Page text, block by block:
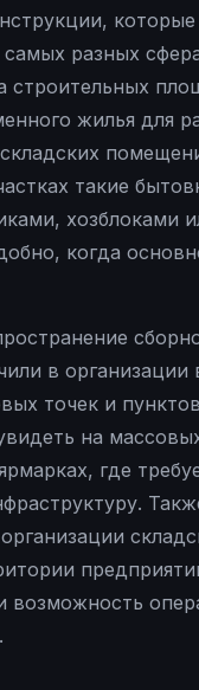
которые
разных
строительных
жилья для
такие
хозблоками
когда
в организации
точек и
на
где
возможность